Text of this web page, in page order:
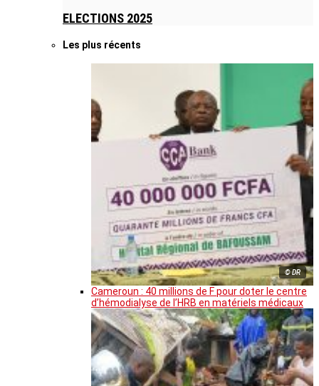
ELECTIONS 2025
Les plus récents
© DR
Cameroun : 40 millions de F pour doter le centre
d’hémodialyse de l’HRB en matériels médicaux